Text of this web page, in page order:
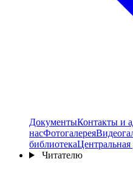
ДокументыКонтакты и
насФотогалерея
библиотекаЦентральная
Читателю